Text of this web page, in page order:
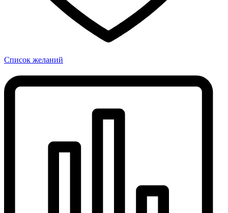
Список желаний